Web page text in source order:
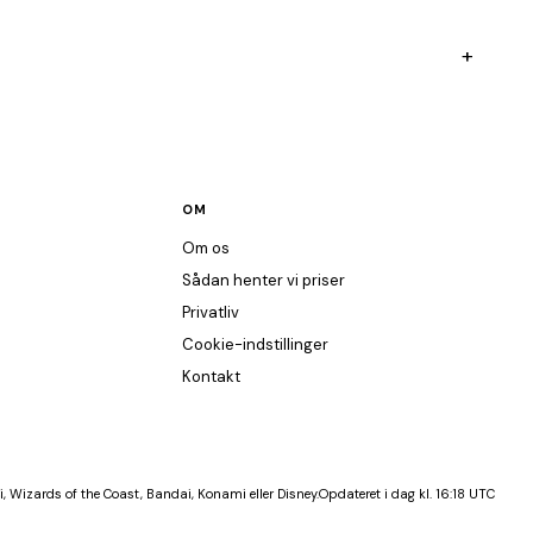
+
OM
Om os
Sådan henter vi priser
Privatliv
Cookie-indstillinger
Kontakt
of the Coast, Bandai, Konami eller Disney.Opdateret i dag kl. 16:18 UTC